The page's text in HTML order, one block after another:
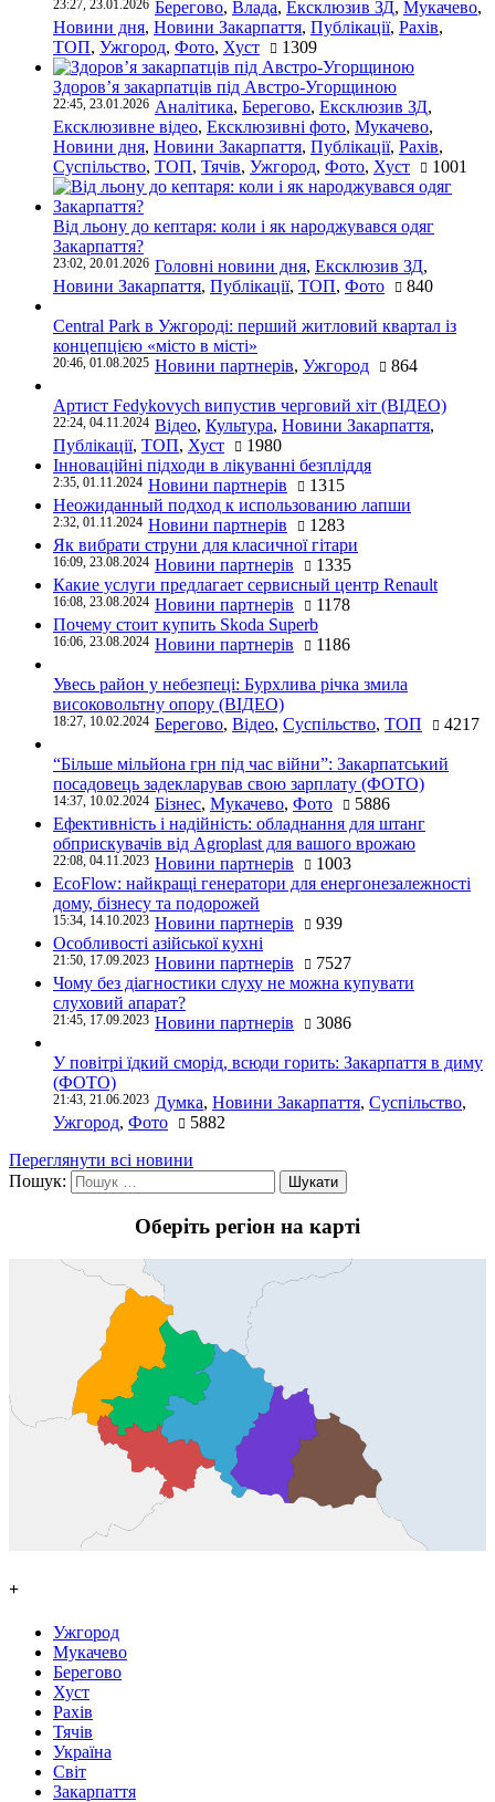
23:27, 23.01.2026 Берегово, Влада, Ексклюзив ЗД, Мукачево,
Новини дня, Новини Закарпаття, Публікації, Рахів,
ТОП, Ужгород, Фото, Хуст 1309
Здоров’я закарпатців під Австро-Угорщиною
22:45, 23.01.2026 Аналітика, Берегово, Ексклюзив ЗД,
Ексклюзивне відео, Ексклюзивні фото, Мукачево,
Новини дня, Новини Закарпаття, Публікації, Рахів,
Суспільство, ТОП, Тячів, Ужгород, Фото, Хуст 1001
Від льону до кептаря: коли і як народжувався одяг
Закарпаття?
23:02, 20.01.2026 Головні новини дня, Ексклюзив ЗД,
Новини Закарпаття, Публікації, ТОП, Фото 840
Central Park в Ужгороді: перший житловий квартал із
концепцією «місто в місті»
20:46, 01.08.2025 Новини партнерів, Ужгород 864
Артист Fedykovych випустив черговий хіт (ВІДЕО)
22:24, 04.11.2024 Відео, Культура, Новини Закарпаття,
Публікації, ТОП, Хуст
1980
Інноваційні підходи в лікуванні безпліддя
2:35, 01.11.2024 Новини партнерів
1315
Неожиданный подход к использованию лапши
2:32, 01.11.2024 Новини партнерів
1283
Як вибрати струни для класичної гітари
16:09, 23.08.2024 Новини партнерів
1335
Какие услуги предлагает сервисный центр Renault
16:08, 23.08.2024 Новини партнерів
1178
Почему стоит купить Skoda Superb
16:06, 23.08.2024 Новини партнерів 1186
Увесь район у небезпеці: Бурхлива річка змила
високовольтну опору (ВІДЕО)
18:27, 10.02.2024 Берегово, Відео, Суспільство, ТОП 4217
“Більше мільйона грн під час війни”: Закарпатський
посадовець задекларував свою зарплату (ФОТО)
14:37, 10.02.2024 Бізнес, Мукачево, Фото
5886
Ефективність і надійність: обладнання для штанг
обприскувачів від Agroplast для вашого врожаю
22:08, 04.11.2023 Новини партнерів
1003
EcoFlow: найкращі генератори для енергонезалежності
дому, бізнесу та подорожей
15:34, 14.10.2023 Новини партнерів
939
Особливості азійської кухні
21:50, 17.09.2023 Новини партнерів
7527
Чому без діагностики слуху не можна купувати
слуховий апарат?
21:45, 17.09.2023 Новини партнерів 3086
У повітрі їдкий сморід, всюди горить: Закарпаття в диму
(ФОТО)
21:43, 21.06.2023 Думка, Новини Закарпаття, Суспільство,
Ужгород, Фото
5882
Переглянути всі новини
Пошук:
Оберіть регіон на карті
+
Ужгород
Мукачево
Берегово
Хуст
Рахів
Тячів
Україна
Світ
Закарпаття